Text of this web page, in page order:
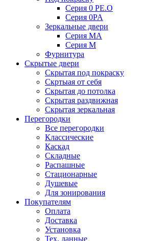
Серия 0 PE.O
Серия 0PA
Зеркальные двери
Серия MA
Серия M
Фурнитура
Скрытые двери
Скрытая под покраску
Скртыая от себя
Скрытая до потолка
Скрытая раздвижная
Скрытая зеркальная
Перегородки
Все перегородки
Классические
Каскад
Складные
Распашные
Стационарные
Душевые
Для зонирования
Покупателям
Оплата
Доставка
Установка
Тех. данные